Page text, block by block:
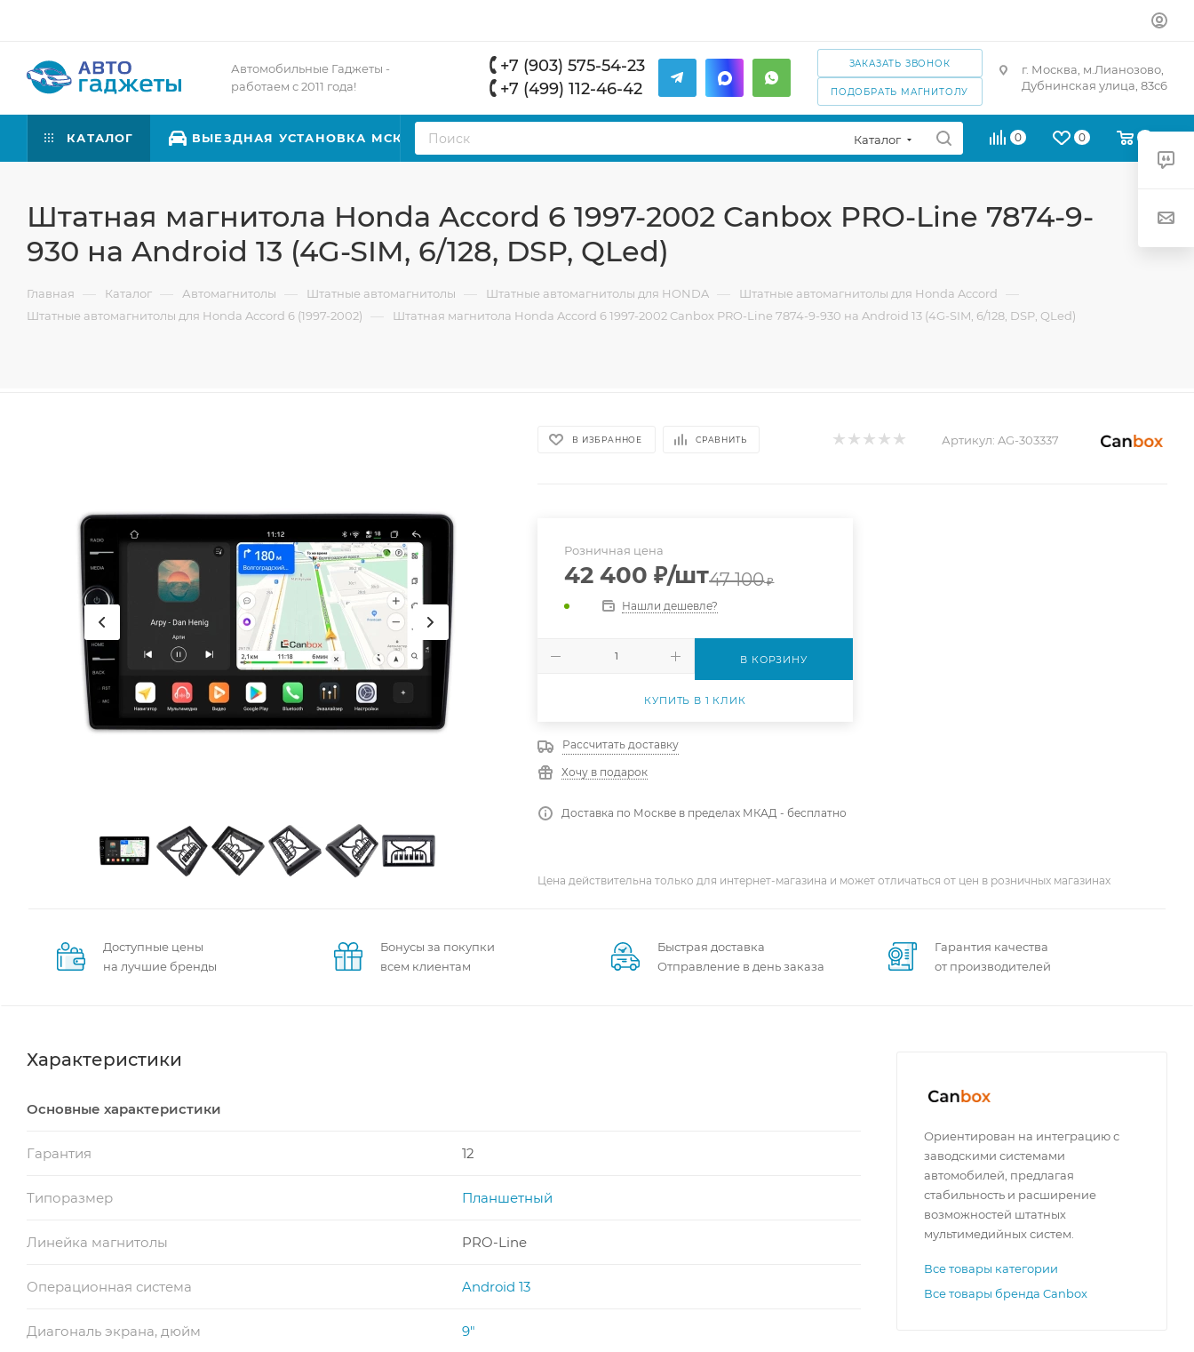
Автомобильные Гаджеты -
работаем с 2011 года!
+7 (903) 575-54-23
+7 (499) 112-46-42
ЗАКАЗАТЬ ЗВОНОК
ПОДОБРАТЬ МАГНИТОЛУ
г. Москва, м.Лианозово,
Дубнинская улица, 83с6
КАТАЛОГ ВЫЕЗДНАЯ УСТАНОВКА МСК Каталог 0 0
Штатная магнитола Honda Accord 6 1997-2002 Canbox PRO-Line 7874-9-
930 на Android 13 (4G-SIM, 6/128, DSP, QLed)
Главная — Каталог — Автомагнитолы — Штатные автомагнитолы — Штатные автомагнитолы для HONDA — Штатные автомагнитолы для Honda Accord —
Штатные автомагнитолы для Honda Accord 6 (1997-2002) — Штатная магнитола Honda Accord 6 1997-2002 Canbox PRO-Line 7874-9-930 на Android 13 (4G-SIM, 6/128, DSP, QLed)
В ИЗБРАННОЕ СРАВНИТЬ Артикул: AG-303337
Розничная цена
42 400 ₽/шт47 100₽
Нашли дешевле?
В КОРЗИНУ
КУПИТЬ В 1 КЛИК
Рассчитать доставку
Хочу в подарок
Доставка по Москве в пределах МКАД - бесплатно
Цена действительна только для интернет-магазина и может отличаться от цен в розничных магазинах
Доступные цены
на лучшие бренды
Бонусы за покупки
всем клиентам
Быстрая доставка
Отправление в день заказа
Гарантия качества
от производителей
Характеристики
Основные характеристики
Гарантия 12
Типоразмер Планшетный
Линейка магнитолы PRO-Line
Операционная система Android 13
Диагональ экрана, дюйм 9"
Ориентирован на интеграцию с
заводскими системами
автомобилей, предлагая
стабильность и расширение
возможностей штатных
мультимедийных систем.
Все товары категории
Все товары бренда Canbox